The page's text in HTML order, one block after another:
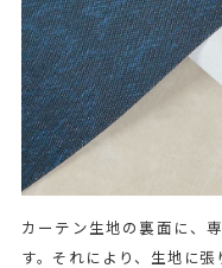
カーテン生地の裏面に、
す。それにより、生地に